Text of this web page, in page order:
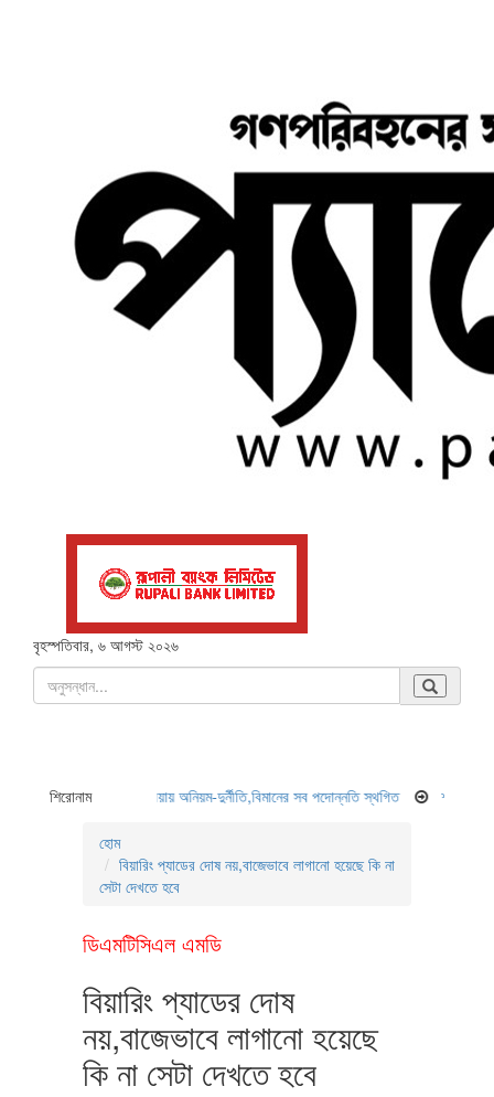
বৃহস্পতিবার, ৬ আগস্ট ২০২৬
শিরোনাম
অনিয়ম-দুর্নীতি,বিমানের সব পদোন্নতি স্থগিত শব্দদূষণ নিয়ন্ত্রণে নতুন বিধিমালা
হোম
বিয়ারিং প্যাডের দোষ নয়,বাজেভাবে লাগানো হয়েছে কি না
সেটা দেখতে হবে
ডিএমটিসিএল এমডি
বিয়ারিং প্যাডের দোষ
নয়,বাজেভাবে লাগানো হয়েছে
কি না সেটা দেখতে হবে